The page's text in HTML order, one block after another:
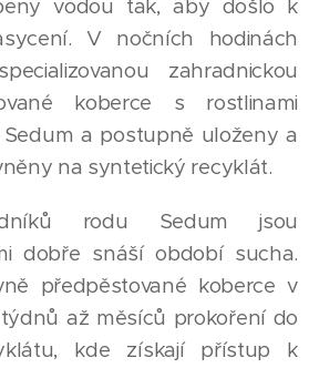
vodou tak, aby došlo k
V nočních hodinách
zahradnickou
koberce s rostlinami
a postupně uloženy a
na syntetický recyklát.
rodu Sedum jsou
dobře snáší období sucha.
předpěstované koberce v
až měsíců prokoření do
kde získají přístup k